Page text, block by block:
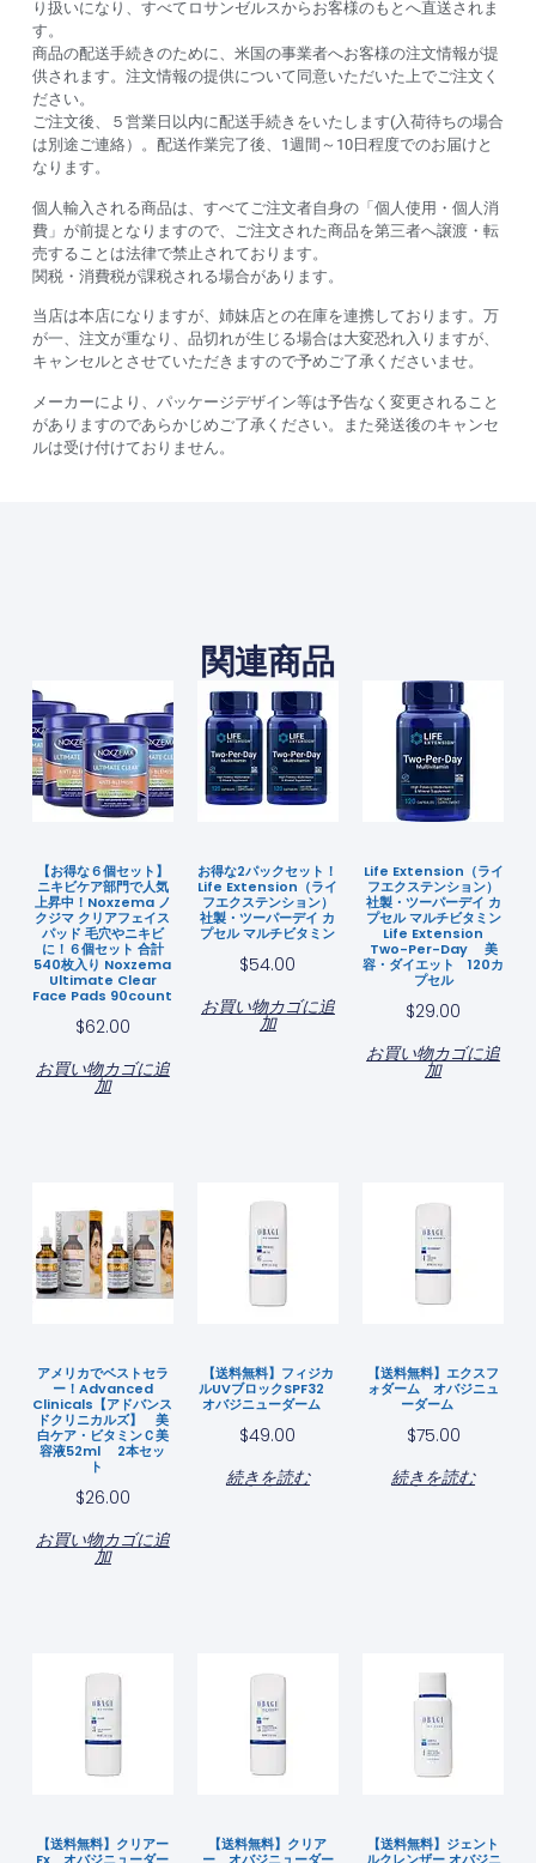
り扱いになり、すべてロサンゼルスからお客様のもとへ直送されま
す。
商品の配送手続きのために、米国の事業者へお客様の注文情報が提
供されます。注文情報の提供について同意いただいた上でご注文く
ださい。
ご注文後、５営業日以内に配送手続きをいたします(入荷待ちの場合
は別途ご連絡）。配送作業完了後、1週間～10日程度でのお届けと
なります。
個人輸入される商品は、すべてご注文者自身の「個人使用・個人消
費」が前提となりますので、ご注文された商品を第三者へ譲渡・転
売することは法律で禁止されております。
関税・消費税が課税される場合があります。
当店は本店になりますが、姉妹店との在庫を連携しております。万
が一、注文が重なり、品切れが生じる場合は大変恐れ入りますが、
キャンセルとさせていただきますので予めご了承くださいませ。
メーカーにより、パッケージデザイン等は予告なく変更されること
がありますのであらかじめご了承ください。また発送後のキャンセ
ルは受け付けておりません。
関連商品
【お得な６個セット】
ニキビケア部門で人気
上昇中！Noxzema ノ
クジマ クリアフェイス
パッド 毛穴やニキビ
に！６個セット 合計
540枚入り Noxzema
Ultimate Clear
Face Pads 90count
$62.00
お買い物カゴに追
加
お得な2パックセット！
Life Extension（ライ
フエクステンション）
社製・ツーパーデイ カ
プセル マルチビタミン
$54.00
お買い物カゴに追
加
Life Extension（ライ
フエクステンション）
社製・ツーパーデイ カ
プセル マルチビタミン
Life Extension
Two-Per-Day 美
容・ダイエット 120カ
プセル
$29.00
お買い物カゴに追
加
アメリカでベストセラ
ー！Advanced
Clinicals【アドバンス
ドクリニカルズ】 美
白ケア・ビタミンＣ美
容液52ml 2本セッ
ト
$26.00
お買い物カゴに追
加
【送料無料】フィジカ
ルUVブロックSPF32
オバジニューダーム
$49.00
続きを読む
【送料無料】エクスフ
ォダーム オバジニュ
ーダーム
$75.00
続きを読む
【送料無料】クリアー
【送料無料】クリア
【送料無料】ジェント